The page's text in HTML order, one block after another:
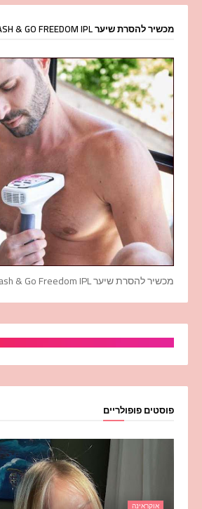
מכשיר להסרת שיער SILKN FLASH & GO FREEDOM IPL
מכשיר להסרת שיער Silkn Flash & Go Freedom IPL
פוסטים פופולריים
אוקראינה